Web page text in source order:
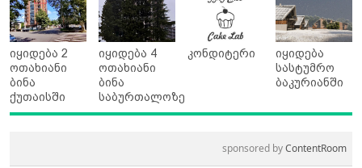
იყიდება 2
ოთახიანი
ბინა
ქუთაისში
იყიდება 4
ოთახიანი
ბინა
საბურთალოზე
კონდიტერი
იყიდება
სასტუმრო
ბაკურიანში
sponsored byContentRoom